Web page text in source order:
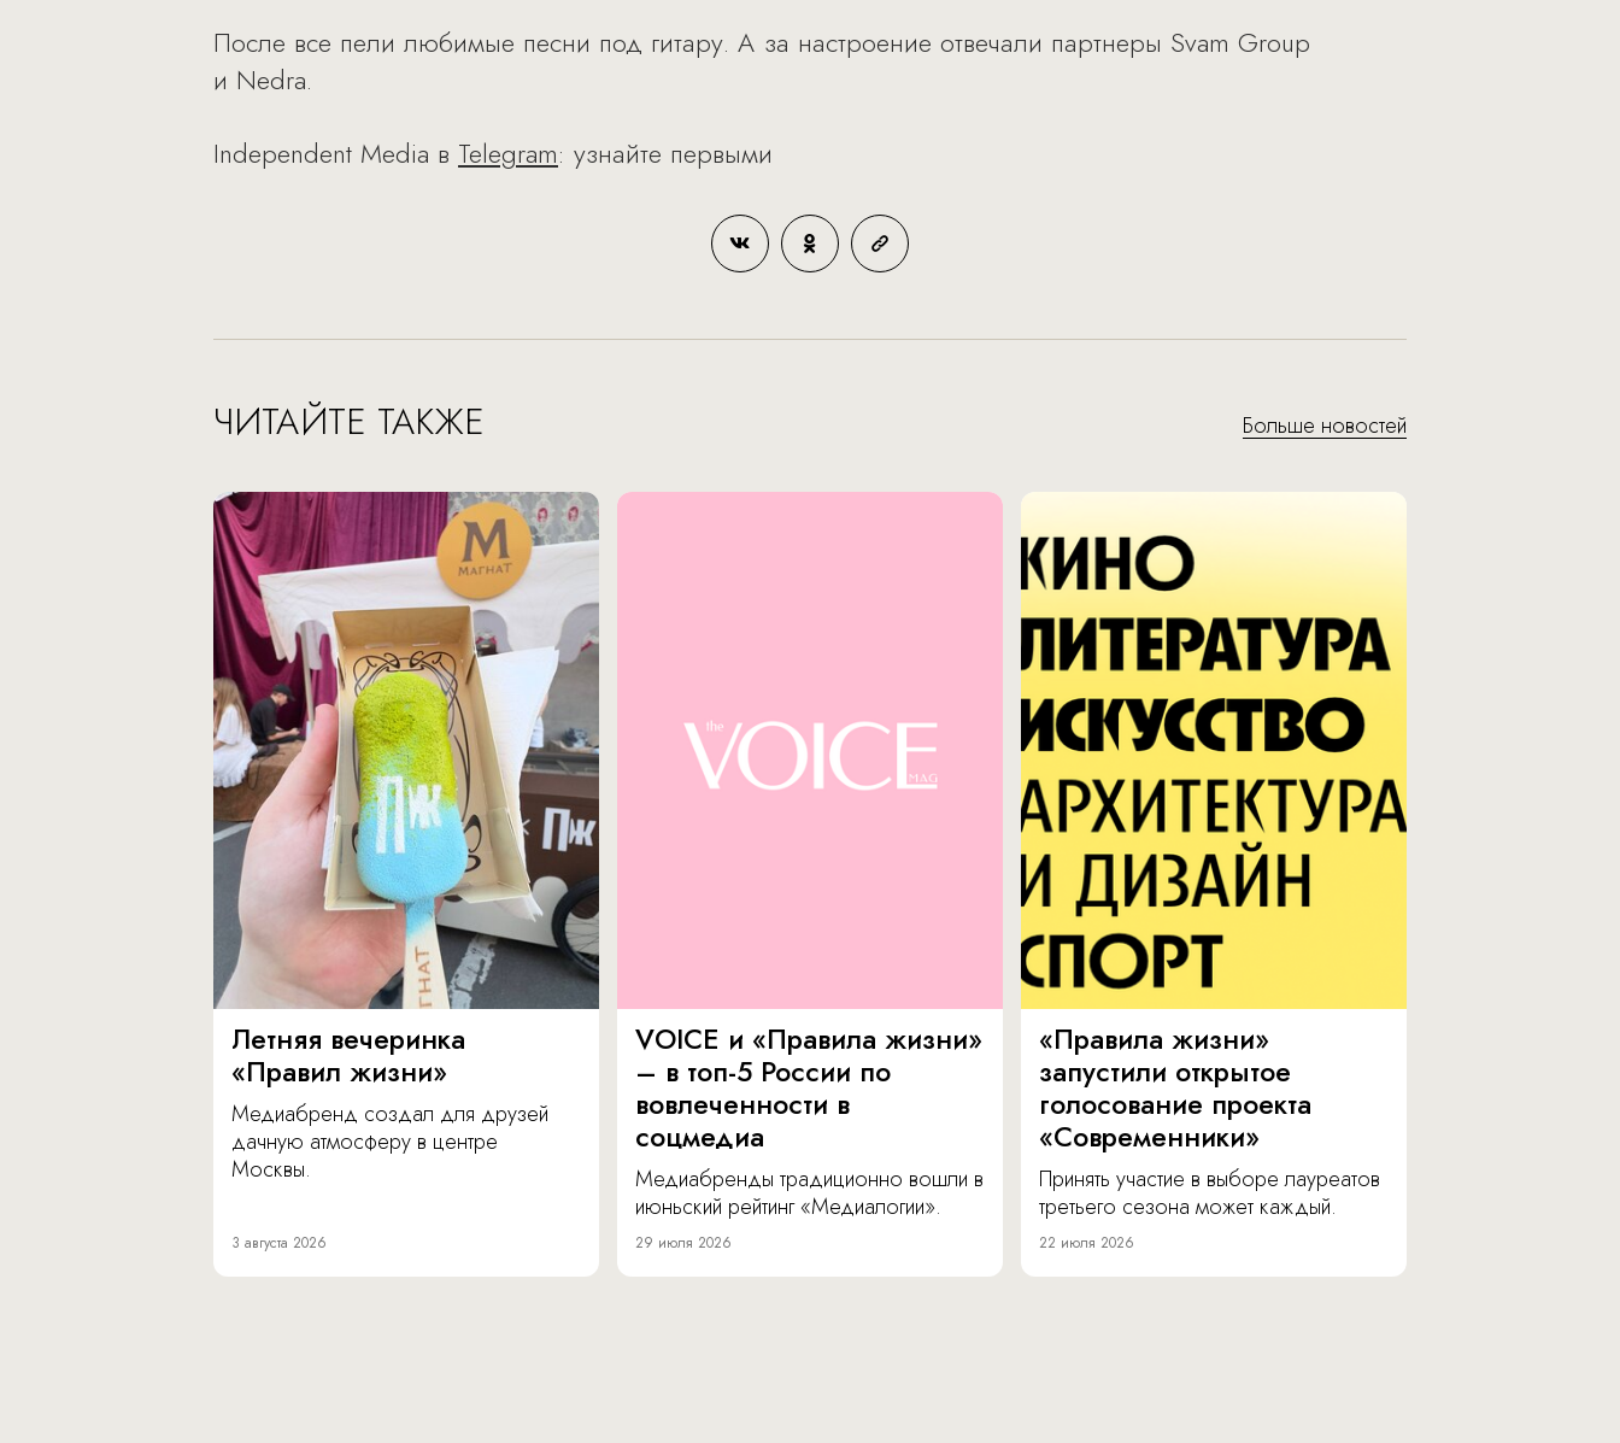
После все пели любимые песни под гитару. А за настроение отвечали партнеры Svam Group
и Nedra.
Independent Media в Telegram: узнайте первыми
ЧИТАЙТЕ ТАКЖЕ Больше новостей
Летняя вечеринка
«Правил жизни»
Медиабренд создал для друзей
дачную атмосферу в центре
Москвы.
3 августа 2026
VOICE и «Правила жизни»
– в топ-5 России по
вовлеченности в
соцмедиа
Медиабренды традиционно вошли в
июньский рейтинг «Медиалогии».
29 июля 2026
«Правила жизни»
запустили открытое
голосование проекта
«Современники»
Принять участие в выборе лауреатов
третьего сезона может каждый.
22 июля 2026